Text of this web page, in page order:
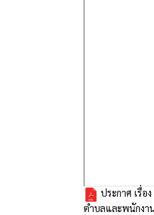
ประกาศ เรื่อ
ตำบลและพนักงา